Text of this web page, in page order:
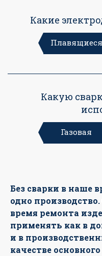
Какие
Плавящиеся
Какую
Газовая
Без сварки в наше
одно
время ремонта
применять как в
и в
качестве